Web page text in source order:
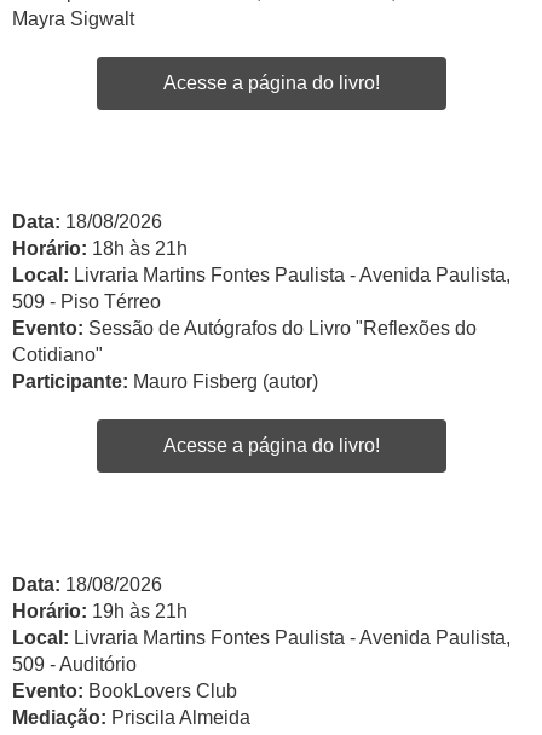
Mayra Sigwalt
Acesse a página do livro!
Data: 18/08/2026
Horário: 18h às 21h
Local: Livraria Martins Fontes Paulista - Avenida Paulista,
509 - Piso Térreo
Evento: Sessão de Autógrafos do Livro "Reflexões do
Cotidiano"
Participante: Mauro Fisberg (autor)
Acesse a página do livro!
Data: 18/08/2026
Horário: 19h às 21h
Local: Livraria Martins Fontes Paulista - Avenida Paulista,
509 - Auditório
Evento: BookLovers Club
Mediação: Priscila Almeida